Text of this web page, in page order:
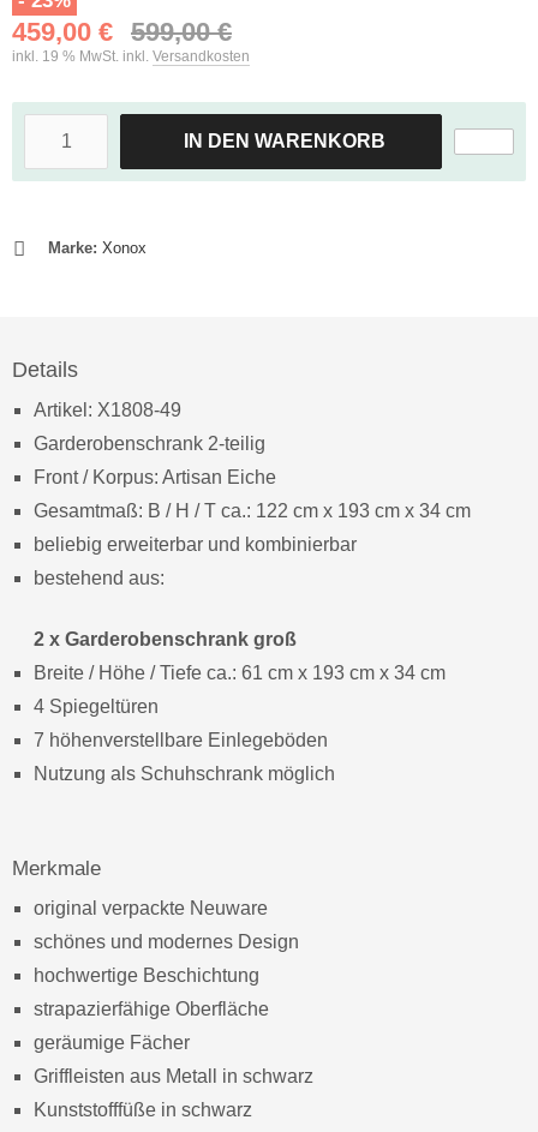
459,00 € 599,00 €
inkl. 19 % MwSt. inkl. Versandkosten
IN DEN WARENKORB
Marke: Xonox
Details
Artikel: X1808-49
Garderobenschrank 2-teilig
Front / Korpus: Artisan Eiche
Gesamtmaß: B / H / T ca.: 122 cm x 193 cm x 34 cm
beliebig erweiterbar und kombinierbar
bestehend aus:
2 x Garderobenschrank groß
Breite / Höhe / Tiefe ca.: 61 cm x 193 cm x 34 cm
4 Spiegeltüren
7 höhenverstellbare Einlegeböden
Nutzung als Schuhschrank möglich
Merkmale
original verpackte Neuware
schönes und modernes Design
hochwertige Beschichtung
strapazierfähige Oberfläche
geräumige Fächer
Griffleisten aus Metall in schwarz
Kunststofffüße in schwarz